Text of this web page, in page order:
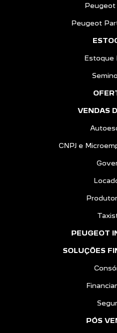
Peugeot
Peugeot
Estoque
VENDAS
CNPJ e
PEUGEOT
SOLUÇÕES
PÓS